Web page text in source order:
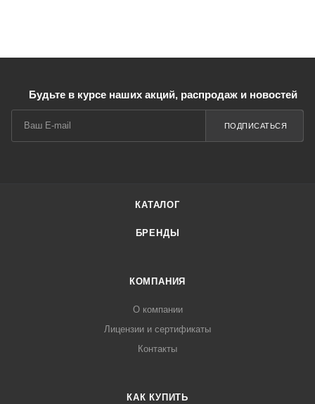
Будьте в курсе наших акций, распродаж и новостей
ПОДПИСАТЬСЯ
КАТАЛОГ
БРЕНДЫ
КОМПАНИЯ
О компании
Лицензии и сертификаты
Контакты
КАК КУПИТЬ